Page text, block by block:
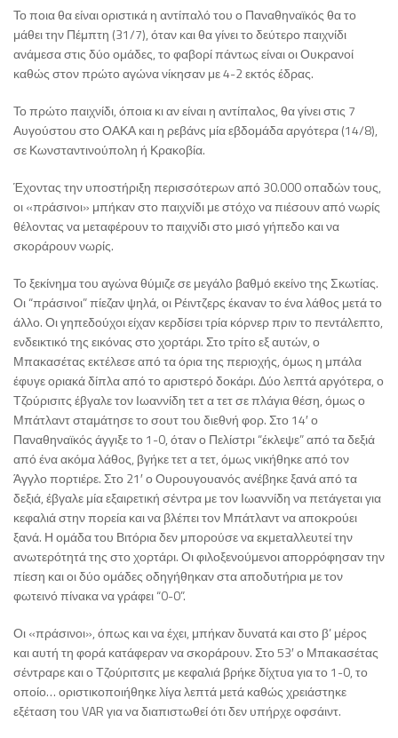
Το ποια θα είναι οριστικά η αντίπαλό του ο Παναθηναϊκός θα το
μάθει την Πέμπτη (31/7), όταν και θα γίνει το δεύτερο παιχνίδι
ανάμεσα στις δύο ομάδες, το φαβορί πάντως είναι οι Ουκρανοί
καθώς στον πρώτο αγώνα νίκησαν με 4-2 εκτός έδρας.
Το πρώτο παιχνίδι, όποια κι αν είναι η αντίπαλος, θα γίνει στις 7
Αυγούστου στο ΟΑΚΑ και η ρεβάνς μία εβδομάδα αργότερα (14/8),
σε Κωνσταντινούπολη ή Κρακοβία.
Έχοντας την υποστήριξη περισσότερων από 30.000 οπαδών τους,
οι «πράσινοι» μπήκαν στο παιχνίδι με στόχο να πιέσουν από νωρίς
θέλοντας να μεταφέρουν το παιχνίδι στο μισό γήπεδο και να
σκοράρουν νωρίς.
Το ξεκίνημα του αγώνα θύμιζε σε μεγάλο βαθμό εκείνο της Σκωτίας.
Οι “πράσινοι” πίεζαν ψηλά, οι Ρέιντζερς έκαναν το ένα λάθος μετά το
άλλο. Οι γηπεδούχοι είχαν κερδίσει τρία κόρνερ πριν το πεντάλεπτο,
ενδεικτικό της εικόνας στο χορτάρι. Στο τρίτο εξ αυτών, ο
Μπακασέτας εκτέλεσε από τα όρια της περιοχής, όμως η μπάλα
έφυγε οριακά δίπλα από το αριστερό δοκάρι. Δύο λεπτά αργότερα, ο
Τζούρισιτς έβγαλε τον Ιωαννίδη τετ α τετ σε πλάγια θέση, όμως ο
Μπάτλαντ σταμάτησε το σουτ του διεθνή φορ. Στο 14′ ο
Παναθηναϊκός άγγιξε το 1-0, όταν ο Πελίστρι “έκλεψε” από τα δεξιά
από ένα ακόμα λάθος, βγήκε τετ α τετ, όμως νικήθηκε από τον
Άγγλο πορτιέρε. Στο 21′ ο Ουρουγουανός ανέβηκε ξανά από τα
δεξιά, έβγαλε μία εξαιρετική σέντρα με τον Ιωαννίδη να πετάγεται για
κεφαλιά στην πορεία και να βλέπει τον Μπάτλαντ να αποκρούει
ξανά. Η ομάδα του Βιτόρια δεν μπορούσε να εκμεταλλευτεί την
ανωτερότητά της στο χορτάρι. Οι φιλοξενούμενοι απορρόφησαν την
πίεση και οι δύο ομάδες οδηγήθηκαν στα αποδυτήρια με τον
φωτεινό πίνακα να γράφει “0-0”.
Οι «πράσινοι», όπως και να έχει, μπήκαν δυνατά και στο β’ μέρος
και αυτή τη φορά κατάφεραν να σκοράρουν. Στο 53′ ο Μπακασέτας
σέντραρε και ο Τζούριτσιτς με κεφαλιά βρήκε δίχτυα για το 1-0, το
οποίο… οριστικοποιήθηκε λίγα λεπτά μετά καθώς χρειάστηκε
εξέταση του VAR για να διαπιστωθεί ότι δεν υπήρχε οφσάιντ.